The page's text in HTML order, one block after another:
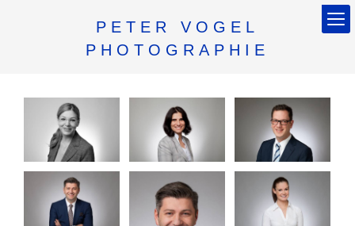
PETER VOGEL
PHOTOGRAPHIE